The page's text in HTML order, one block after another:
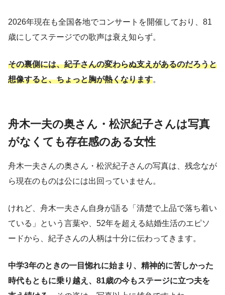
2026年現在も全国各地でコンサートを開催しており、81
歳にしてステージでの歌声は衰え知らず。
その裏側には、紀子さんの変わらぬ支えがあるのだろうと
想像すると、ちょっと胸が熱くなります。
舟木一夫の奥さん・松沢紀子さんは写真
がなくても存在感のある女性
舟木一夫さんの奥さん・松沢紀子さんの写真は、残念なが
ら現在のものは公には出回っていません。
けれど、舟木一夫さん自身が語る「清楚で上品で落ち着い
ている」という言葉や、52年を超える結婚生活のエピソ
ードから、紀子さんの人柄は十分に伝わってきます。
中学3年のときの一目惚れに始まり、精神的に苦しかった
時代もともに乗り越え、81歳の今もステージに立つ夫を